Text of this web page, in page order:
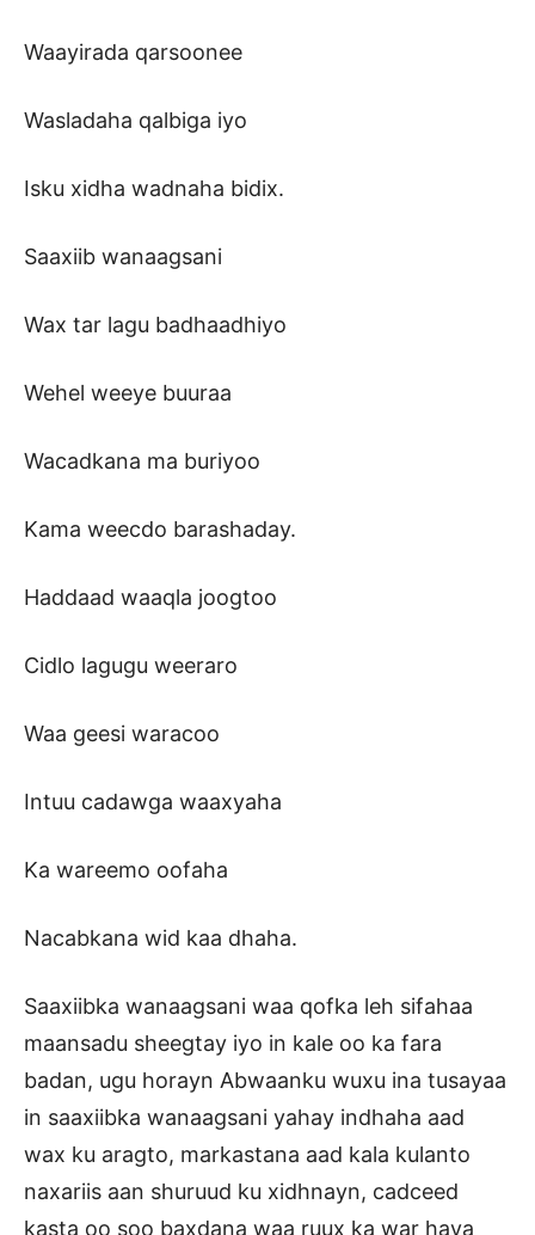
Waayirada qarsoonee
Wasladaha qalbiga iyo
Isku xidha wadnaha bidix.
Saaxiib wanaagsani
Wax tar lagu badhaadhiyo
Wehel weeye buuraa
Wacadkana ma buriyoo
Kama weecdo barashaday.
Haddaad waaqla joogtoo
Cidlo lagugu weeraro
Waa geesi waracoo
Intuu cadawga waaxyaha
Ka wareemo oofaha
Nacabkana wid kaa dhaha.
Saaxiibka wanaagsani waa qofka leh sifahaa
maansadu sheegtay iyo in kale oo ka fara
badan, ugu horayn Abwaanku wuxu ina tusayaa
in saaxiibka wanaagsani yahay indhaha aad
wax ku aragto, markastana aad kala kulanto
naxariis aan shuruud ku xidhnayn, cadceed
kasta oo soo baxdana waa ruux ka war haya